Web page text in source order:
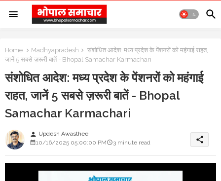
Home Madhyapradesh
संशोधित आदेश: मध्य प्रदेश के पेंशनरों को महंगाई राहत,
जानें 5 सबसे ज़रूरी बातें - Bhopal Samachar Karmachari
संशोधित आदेश: मध्य प्रदेश के पेंशनरों को महंगाई
राहत, जानें 5 सबसे ज़रूरी बातें - Bhopal
Samachar Karmachari
person Updesh Awasthee
10/16/2025 05:00:00 PM
3 minute read share